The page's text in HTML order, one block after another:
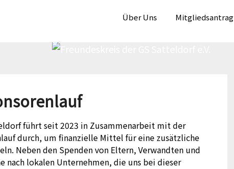
Über Uns Mitgliedsantrag
führt seit 2023 in Zusammenarbeit mit der
durch, um finanzielle Mittel für eine zusätzliche
Neben den Spenden von Eltern, Verwandten und
nach lokalen Unternehmen, die uns bei dieser